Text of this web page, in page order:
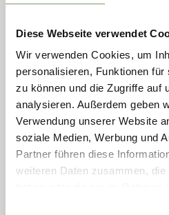
Diese Webseite verwendet
Wir verwenden Cookies, um
personalisieren, Funktionen
zu können und die Zugriffe auf
analysieren. Außerdem geben
Verwendung unserer Website
soziale Medien, Werbung und
Partner führen diese
weiteren Daten zusammen,
den Jaufenpass. Der älteste Teil, der
T+39 0473 659086
www.museum.passeier.it
MEHR LESEN